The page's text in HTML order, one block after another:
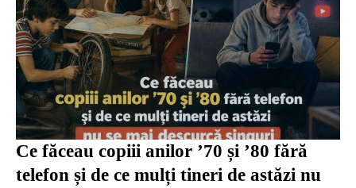
Ce făceau copiii anilor ’70 și ’80 fără
telefon și de ce mulți tineri de astăzi nu